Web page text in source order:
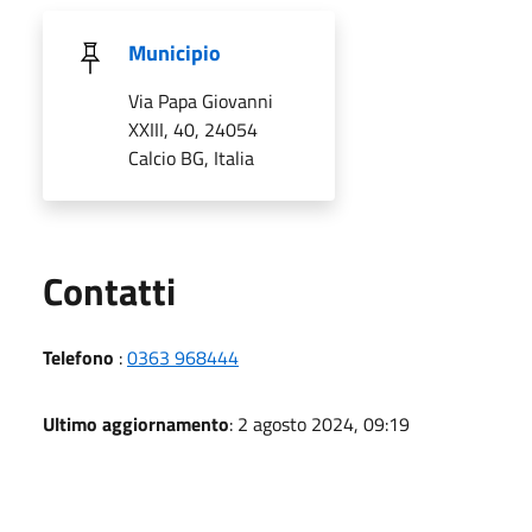
Municipio
Via Papa Giovanni
XXIII, 40, 24054
Calcio BG, Italia
Contatti
Telefono :0363 968444
Ultimo aggiornamento: 2 agosto 2024, 09:19